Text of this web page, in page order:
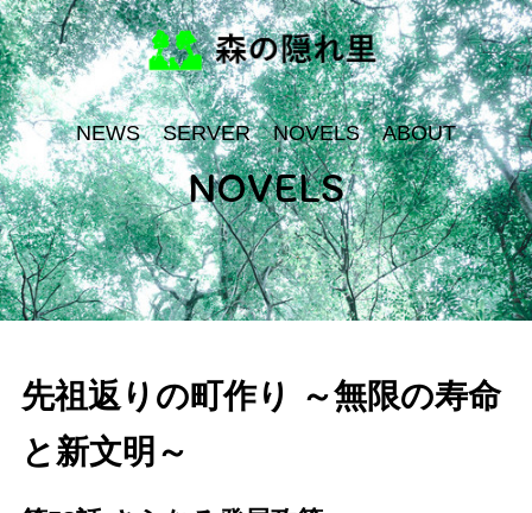
NEWS SERVER NOVELS ABOUT
NOVELS
先祖返りの町作り ～無限の寿命
と新文明～